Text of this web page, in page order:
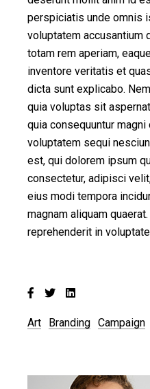
perspiciatis unde omnis
voluptatem accusantium
totam rem aperiam,
inventore veritatis et
dicta sunt explicabo.
quia voluptas sit
quia consequuntur
voluptatem sequi
est, qui dolorem ipsum
consectetur, adipisci
eius modi tempora
magnam aliquam
reprehenderit in
Art Branding Campaign